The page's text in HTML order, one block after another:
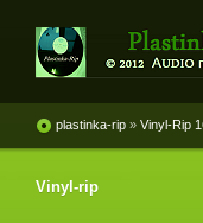
винила и
plastinka-rip » Vinyl-Rip
Vinyl-rip